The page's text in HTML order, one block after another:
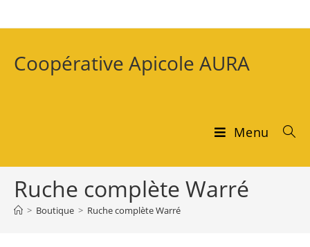
Coopérative Apicole AURA
Menu
Ruche complète Warré
> Boutique > Ruche complète Warré